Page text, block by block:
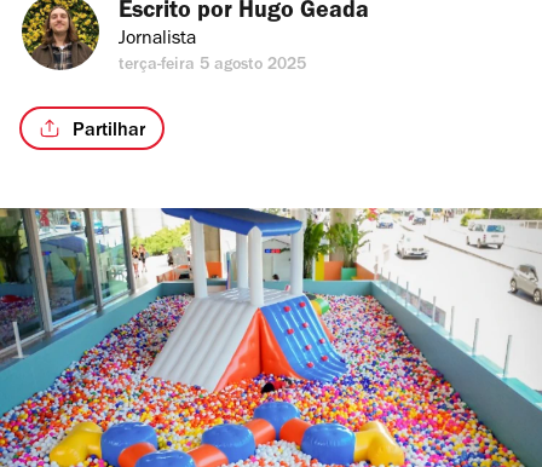
Escrito por Hugo Geada
Jornalista
terça-feira 5 agosto 2025
Partilhar